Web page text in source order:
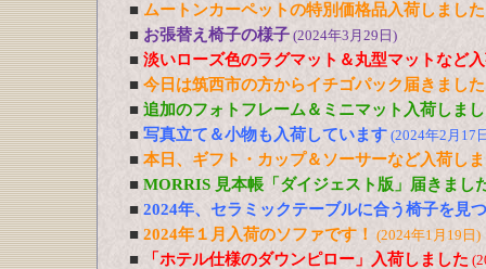
■ ムートンカーペットの特別価格品入荷しました
■ お張替え椅子の様子 (2024年3月29日)
■ 淡いローズ色のラグマット＆丸型マットなど
■ 今日は筑西市の方からイチゴパック届きました
■ 追加のフォトフレーム＆ミニマット入荷しま
■ 写真立て＆小物も入荷しています (2024年2月17
■ 本日、ギフト・カップ＆ソーサーなど入荷し
■ MORRIS 見本帳「ダイジェスト版」届きまし
■ 2024年、セラミックテーブルに合う椅子を見
■ 2024年１月入荷のソファです！ (2024年1月19日)
■ 「ホテル仕様のダウンピロー」入荷しました